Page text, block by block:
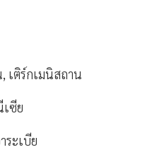
เติร์กเมนิสถาน
ซีย
ระเบีย